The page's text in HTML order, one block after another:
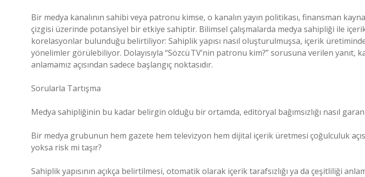
Bir medya kanalının sahibi veya patronu kimse, o kanalın yayın politikası, finansman
çizgisi üzerinde potansiyel bir etkiye sahiptir. Bilimsel çalışmalarda medya sahipliği ile
korelasyonlar bulunduğu belirtiliyor: Sahiplik yapısı nasıl oluşturulmuşsa, içerik
yönelimler görülebiliyor. Dolayısıyla “Sözcü TV’nin patronu kim?” sorusuna verilen yanıt,
anlamamız açısından sadece başlangıç noktasıdır.
Sorularla Tartışma
Medya sahipliğinin bu kadar belirgin olduğu bir ortamda, editöryal bağımsızlığı nasıl
Bir medya grubunun hem gazete hem televizyon hem dijital içerik üretmesi çoğulculuk
yoksa risk mi taşır?
Sahiplik yapısının açıkça belirtilmesi, otomatik olarak içerik tarafsızlığı ya da çeşitliliği